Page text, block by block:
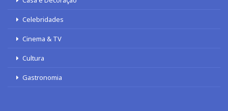
Celebridades
Cinema & TV
Cultura
Gastronomia